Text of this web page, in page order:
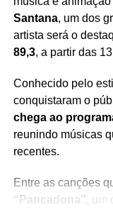
Santana, um dos
artista será o
89,3, a partir das
Conhecido pelo
conquistaram o
chega ao
reunindo músicas
recentes.
Entre as canções
“Pancadona” ,